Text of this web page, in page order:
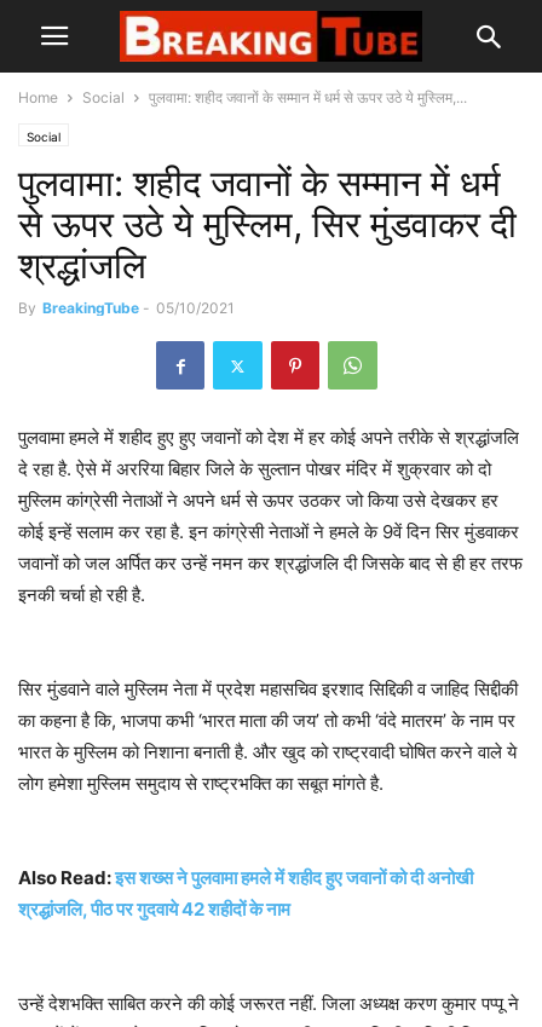
Home Social पुलवामा: शहीद जवानों के सम्मान में धर्म से ऊपर उठे ये मुस्लिम,...
Social
पुलवामा: शहीद जवानों के सम्मान में धर्म
से ऊपर उठे ये मुस्लिम, सिर मुंडवाकर दी
श्रद्धांजलि
By BreakingTube - 05/10/2021
पुलवामा हमले में शहीद हुए हुए जवानों को देश में हर कोई अपने तरीके से श्रद्धांजलि
दे रहा है. ऐसे में अररिया बिहार जिले के सुल्तान पोखर मंदिर में शुक्रवार को दो
मुस्लिम कांग्रेसी नेताओं ने अपने धर्म से ऊपर उठकर जो किया उसे देखकर हर
कोई इन्हें सलाम कर रहा है. इन कांग्रेसी नेताओं ने हमले के 9वें दिन सिर मुंडवाकर
जवानों को जल अर्पित कर उन्हें नमन कर श्रद्धांजलि दी जिसके बाद से ही हर तरफ
इनकी चर्चा हो रही है.
सिर मुंडवाने वाले मुस्लिम नेता में प्रदेश महासचिव इरशाद सिद्दिकी व जाहिद सिद्दीकी
का कहना है कि, भाजपा कभी ‘भारत माता की जय’ तो कभी ‘वंदे मातरम’ के नाम पर
भारत के मुस्लिम को निशाना बनाती है. और खुद को राष्ट्रवादी घोषित करने वाले ये
लोग हमेशा मुस्लिम समुदाय से राष्ट्रभक्ति का सबूत मांगते है.
Also Read:इस शख्स ने पुलवामा हमले में शहीद हुए जवानों को दी अनोखी
श्रद्धांजलि, पीठ पर गुदवाये 42 शहीदों के नाम
उन्हें देशभक्ति साबित करने की कोई जरूरत नहीं. जिला अध्यक्ष करण कुमार पप्पू ने